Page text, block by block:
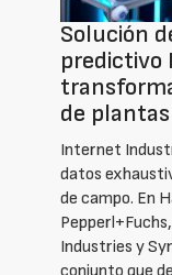
Solución
predictivo
de
Internet
datos
de campo. En
Industries y